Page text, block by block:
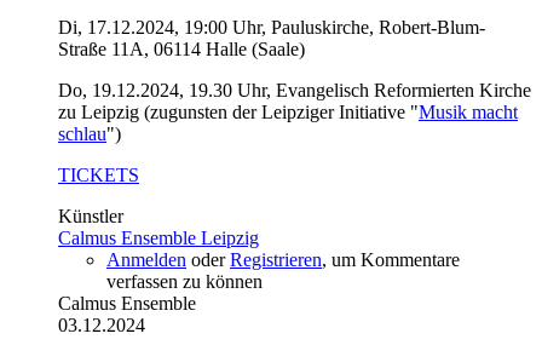
Di, 17.12.2024, 19:00 Uhr, Pauluskirche, Robert-Blum-
Straße 11A, 06114 Halle (Saale)
Do, 19.12.2024, 19.30 Uhr, Evangelisch Reformierten Kirche
zu Leipzig (zugunsten der Leipziger Initiative "Musik macht
schlau")
TICKETS
Künstler
Calmus Ensemble Leipzig
Anmelden oderRegistrieren, um Kommentare
verfassen zu können
Calmus Ensemble
03.12.2024